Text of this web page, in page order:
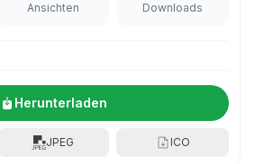
Ansichten Downloads
Herunterladen
JPEG ICO